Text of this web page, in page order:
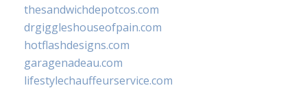
thesandwichdepotcos.com
drgiggleshouseofpain.com
hotflashdesigns.com
garagenadeau.com
lifestylechauffeurservice.com